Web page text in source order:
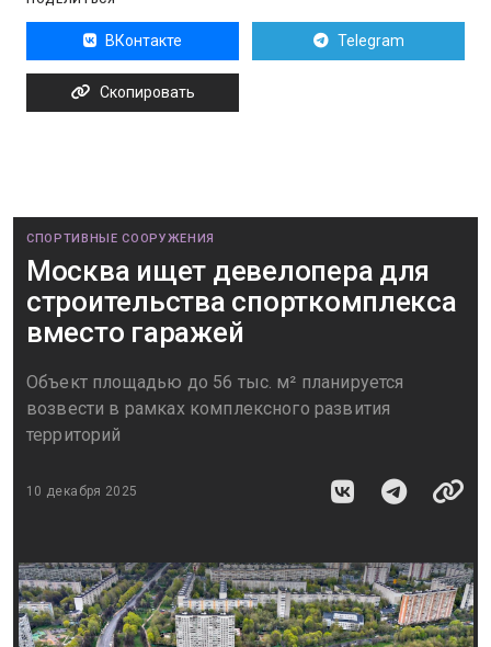
ВКонтакте Telegram
Скопировать
СПОРТИВНЫЕ СООРУЖЕНИЯ
Москва ищет девелопера для
строительства спорткомплекса
вместо гаражей
Объект площадью до 56 тыс. м² планируется
возвести в рамках комплексного развития
территорий
10 декабря 2025